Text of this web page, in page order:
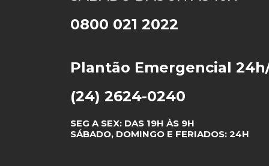
0800 021 2022
Plantão Emergencial
(24) 2624-0240
SEG A SEX: DAS 19H ÀS 9H
SÁBADO, DOMINGO E FERIADOS: 24H